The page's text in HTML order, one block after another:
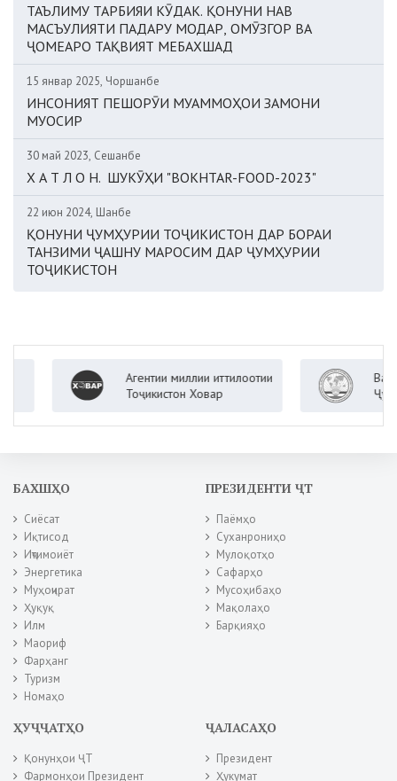
ТАЪЛИМУ ТАРБИЯИ КӮДАК. ҚОНУНИ НАВ
МАСЪУЛИЯТИ ПАДАРУ МОДАР, ОМӮЗГОР ВА
ҶОМЕАРО ТАҚВИЯТ МЕБАХШАД
15 январ 2025, Чоршанбе
ИНСОНИЯТ ПЕШОРӮИ МУАММОҲОИ ЗАМОНИ
МУОСИР
30 май 2023, Сешанбе
Х А Т Л О Н. ШУКӮҲИ "BOKHTAR-FOOD-2023"
22 июн 2024, Шанбе
ҚОНУНИ ҶУМҲУРИИ ТОҶИКИСТОН ДАР БОРАИ
ТАНЗИМИ ҶАШНУ МАРОСИМ ДАР ҶУМҲУРИИ
ТОҶИКИСТОН
Агентии миллии иттилоотии
Тоҷикистон Ховар
БАХШҲО
Сиёсат
Иқтисод
Иҷтимоиёт
Энергетика
Муҳоҷират
Ҳуқуқ
Илм
Маориф
Фарҳанг
Туризм
Номаҳо
ПРЕЗИДЕНТИ ҶТ
Паёмҳо
Суханрониҳо
Мулоқотҳо
Сафарҳо
Мусоҳибаҳо
Мақолаҳо
Барқияҳо
ҲУҶҶАТҲО
Қонунҳои ҶТ
Фармонҳои Президент
ҶАЛАСАҲО
Президент
Ҳукумат